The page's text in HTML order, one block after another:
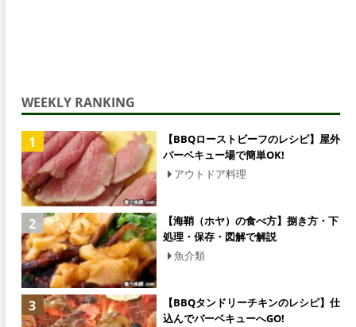
WEEKLY RANKING
【BBQローストビーフのレシピ】屋外
バーベキュー場で簡単OK!
アウトドア料理
【海鞘（ホヤ）の食べ方】捌き方・下
処理・保存・図解で解説
魚介類
【BBQタンドリーチキンのレシピ】仕
込んでバーベキューへGO!